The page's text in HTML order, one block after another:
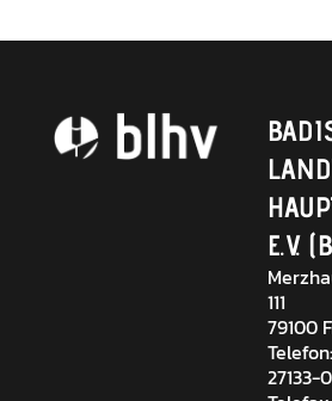
E.V.
111
79100
27133-0